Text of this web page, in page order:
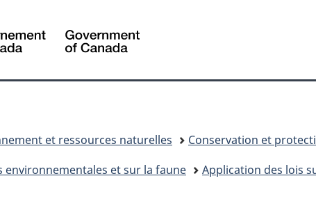
sujet
Canada
et ressources naturelles
Conservation et
environnementales et sur la faune
Application des lois